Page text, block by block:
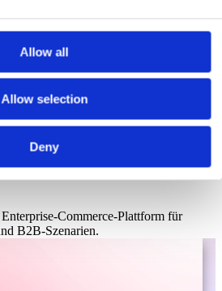
Allow all
Allow selection
Deny
Commerce-Plattform für
B2B-Szenarien.